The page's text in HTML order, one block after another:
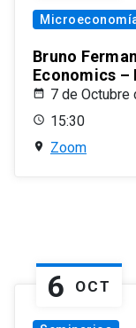
Bruno
Economics –
7 de Octubre
15:30
Zoom
6 OCT